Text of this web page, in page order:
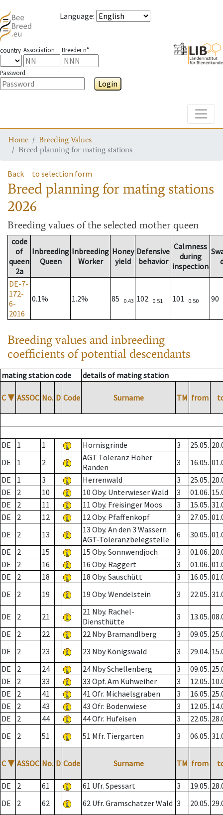
Language:
country Association Breeder n°
Password
Login
Home
Breeding Values
Breed planning for mating stations
Back to selection form
Breed planning for mating stations
2026
Breeding values of the selected mother queen
code
of
queen
2a
Inbreeding
Queen
Inbreeding
Worker
Honey
yield
Defensive
behavior
Calmness
during
inspection
DE-7-
172-
6-
2016
0.1% 1.2% 85 0.43 102 0.51 101 0.50 90
Breeding values and inbreeding
coefficients of potential descendants
mating station code details of mating station
C ▼ ASSOC No. D Code Surname TM from
DE 1 1 Hornisgrinde 3 25.05.
DE
1 2
AGT Toleranz Hoher
Randen
3 16.05.
DE
1 3 Herrenwald 3 25.05.
DE
2 10 10 Oby. Unterwieser Wald 3 01.06.
DE
2 11 11 Oby. Freisinger Moos 3 15.05.
DE
2 12 12 Oby. Pfaffenkopf 3 27.05.
DE
2 13
13 Oby. An den 3 Wassern
AGT-Toleranzbelegstelle
6 30.05.
DE
2 15 15 Oby. Sonnwendjoch 3 01.06.
DE
2 16 16 Oby. Raggert 3 01.06.
DE
2 18 18 Oby. Sauschütt 3 16.05.
DE
2 19 19 Oby. Wendelstein 3 22.05.
DE 2 21
21 Nby. Rachel-
Diensthütte
3 13.05.
DE
2 22 22 Nby Bramandlberg 3 09.05.
DE
2 23 23 Nby Königswald 3 29.04.
DE
2 24 24 Nby Schellenberg 3 09.05.
DE
2 33 33 Opf. Am Kühweiher 3 12.05.
DE
2 41 41 Ofr. Michaelsgraben 3 16.05.
DE
2 43 43 Ofr. Bodenwiese 3 12.05.
DE
2 44 44 Ofr. Hufeisen 3 22.05.
DE
2 51 51 Mfr. Tiergarten 3 06.05.
C ▼ ASSOC No. D Code Surname TM from
DE 2 61 61 Ufr. Spessart 3 19.05.
DE
2 62 62 Ufr. Gramschatzer Wald 3 20.05.